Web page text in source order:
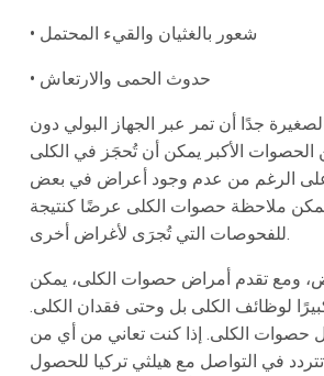
• شعور بالغثيان والقيء المحتمل
• حدوث الحمى والارتعاش
جدًا أن تمر عبر الجهاز البولي دون
الحصوات الأكبر يمكن أن تُحجَز في الكلى
الرغم من عدم وجود أعراض في بعض
ملاحظة حصوات الكلى عرضًا كنتيجة
للفحوصات التي تُجرَى لأغراض أخرى.
ومع تقدم أمراض حصوات الكلى، يمكن
لوظائف الكلى بل وحتى فقدان الكلى.
حصوات الكلى. إذا كنت تعاني من أي من
في التواصل مع هيلثي تركيا للحصول